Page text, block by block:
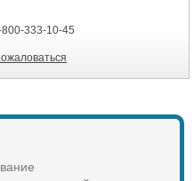
15 см
столбика.
одну стойку. Канат
333-10-45